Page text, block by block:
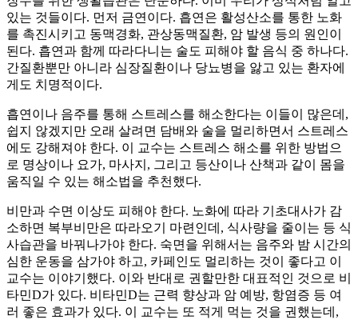
있는 것들이다. 먼저 금연이다. 흡연은 활성산소를 통한 노화
를 촉진시키고 동맥경화, 관상동맥질환, 암 발생 등의 원인이
된다. 흡연과 함께 따라다니는 술도 피해야 할 음식 중 하나다.
간질환뿐만 아니라 심장질환이나 당뇨병을 앓고 있는 환자에
게도 치명적이다.
흡연이나 음주를 통해 스트레스를 해소한다는 이들이 많은데,
쉽지 않겠지만 오래 살려면 담배와 술을 멀리하면서 스트레스
에도 강해져야 한다. 이 교수는 스트레스 해소를 위한 방법으
로 명상이나 요가, 마사지, 그리고 등산이나 산책과 같이 몸을
움직일 수 있는 해소법을 추천했다.
비만과 수면 이상도 피해야 한다. 노화에 따라 기초대사가 감
소하면 복부비만은 따라오기 마련인데, 식사량을 줄이는 등 식
사습관을 바꿔나가야 한다. 숙면을 위해서는 음주와 밤 시간의
심한 운동을 삼가야 하고, 카페인도 멀리하는 것이 좋다고 이
교수는 이야기했다. 이와 반대로 권할만한 대표적인 것으로 비
타민D가 있다. 비타민D는 근력 향상과 암 예방, 항염증 등 여
러 좋은 효과가 있다. 이 교수는 또 적게 먹는 것을 권했는데,